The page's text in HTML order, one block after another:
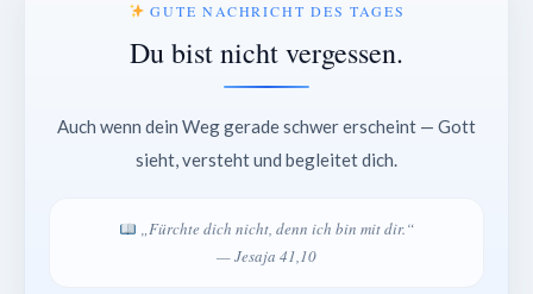
GUTE NACHRICHT DES TAGES
Du bist nicht vergessen.
Auch wenn dein Weg gerade schwer erscheint — Gott
sieht, versteht und begleitet dich.
„Fürchte dich nicht, denn ich bin mit dir.“
— Jesaja 41,10